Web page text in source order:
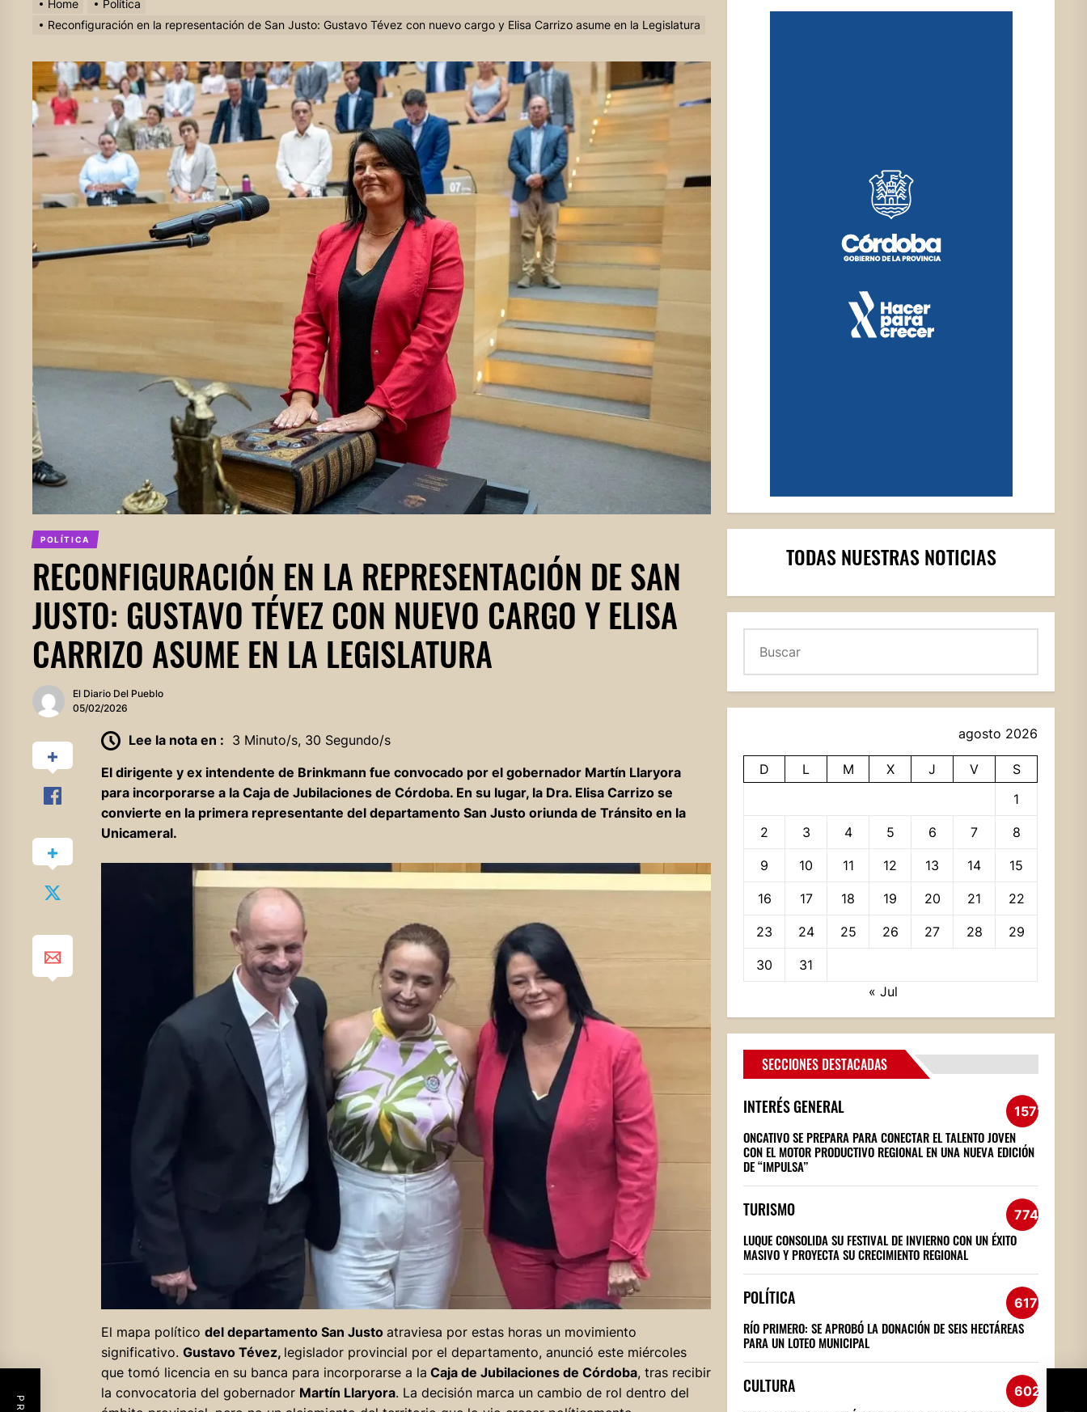
Home
Política
Reconfiguración en la representación de San Justo: Gustavo Tévez con nuevo cargo y Elisa Carrizo asume en la Legislatura
POLÍTICA
RECONFIGURACIÓN EN LA REPRESENTACIÓN DE SAN
JUSTO: GUSTAVO TÉVEZ CON NUEVO CARGO Y ELISA
CARRIZO ASUME EN LA LEGISLATURA
El Diario Del Pueblo
05/02/2026
Lee la nota en : 3 Minuto/s, 30 Segundo/s
El dirigente y ex intendente de Brinkmann fue convocado por el gobernador Martín Llaryora
para incorporarse a la Caja de Jubilaciones de Córdoba. En su lugar, la Dra. Elisa Carrizo se
convierte en la primera representante del departamento San Justo oriunda de Tránsito en la
Unicameral.
El mapa político del departamento San Justo atraviesa por estas horas un movimiento
significativo. Gustavo Tévez, legislador provincial por el departamento, anunció este miércoles
que tomó licencia en su banca para incorporarse a la Caja de Jubilaciones de Córdoba, tras recibir
la convocatoria del gobernador Martín Llaryora. La decisión marca un cambio de rol dentro del
TODAS NUESTRAS NOTICIAS
agosto 2026
D L M X J V
S
1
2 3 4 5 6 7 8
9 10 11 12 13 14 15
16 17 18 19 20 21 22
23 24 25 26 27 28 29
30
31
« Jul
SECCIONES DESTACADAS
INTERÉS GENERAL 1571
ONCATIVO SE PREPARA PARA CONECTAR EL TALENTO JOVEN
CON EL MOTOR PRODUCTIVO REGIONAL EN UNA NUEVA EDICIÓN
DE “IMPULSA”
TURISMO 774
LUQUE CONSOLIDA SU FESTIVAL DE INVIERNO CON UN ÉXITO
MASIVO Y PROYECTA SU CRECIMIENTO REGIONAL
POLÍTICA 617
RÍO PRIMERO: SE APROBÓ LA DONACIÓN DE SEIS HECTÁREAS
PARA UN LOTEO MUNICIPAL
CULTURA 602